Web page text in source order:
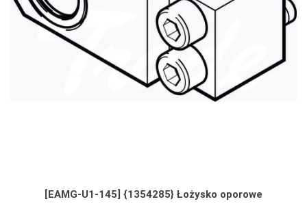
[EAMG-U1-145] {1354285} Łożysko oporowe